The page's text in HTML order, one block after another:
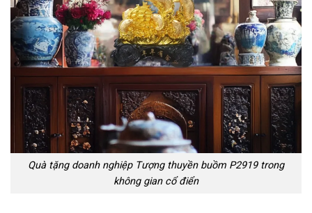
Quà tặng doanh nghiệp Tượng thuyền buồm P2919 trong
không gian cổ điển